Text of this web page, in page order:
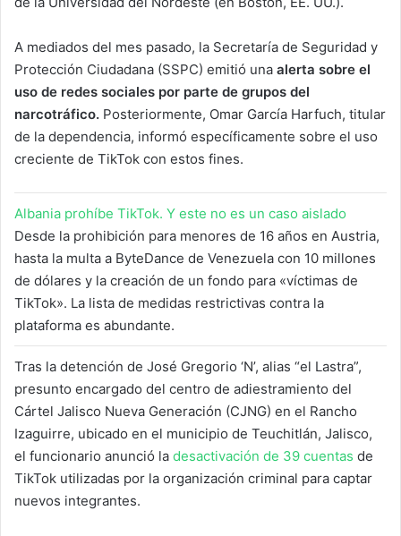
A mediados del mes pasado, la Secretaría de Seguridad y
Protección Ciudadana (SSPC) emitió una alerta sobre el
uso de redes sociales por parte de grupos del
narcotráfico. Posteriormente, Omar García Harfuch, titular
de la dependencia, informó específicamente sobre el uso
creciente de TikTok con estos fines.
Albania prohíbe TikTok. Y este no es un caso aislado
Desde la prohibición para menores de 16 años en Austria,
hasta la multa a ByteDance de Venezuela con 10 millones
de dólares y la creación de un fondo para «víctimas de
TikTok». La lista de medidas restrictivas contra la
plataforma es abundante.
Tras la detención de José Gregorio ‘N’, alias “el Lastra”,
presunto encargado del centro de adiestramiento del
Cártel Jalisco Nueva Generación (CJNG) en el Rancho
Izaguirre, ubicado en el municipio de Teuchitlán, Jalisco,
el funcionario anunció la desactivación de 39 cuentas de
TikTok utilizadas por la organización criminal para captar
nuevos integrantes.